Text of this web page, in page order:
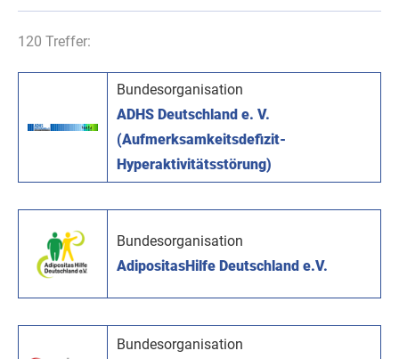
120 Treffer:
Bundesorganisation
ADHS Deutschland e. V.
(Aufmerksamkeitsdefizit-
Hyperaktivitätsstörung)
Bundesorganisation
AdipositasHilfe Deutschland e.V.
Bundesorganisation